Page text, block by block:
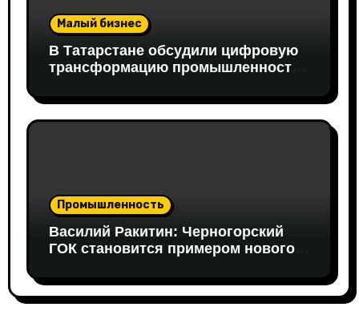
Малый бизнес
В Татарстане обсудили цифровую
трансформацию промышленности:
участие вице-президент «Новой
Формации» Руслан Гайнуллин
Промышленность
Василий Ракитин: Черногорский
ГОК становится примером нового
горнопромышленных проектов